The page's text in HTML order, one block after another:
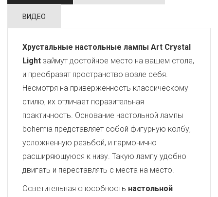
ВИДЕО
Хрустальные настольные лампы Art Crystal
Light займут достойное место на вашем столе,
и преобразят пространство возле себя.
Несмотря на приверженность классическому
стилю, их отличает поразительная
практичность. Основание настольной лампы
bohemia представляет собой фигурную колбу,
усложненную резьбой, и гармонично
расширяющуюся к низу. Такую лампу удобно
двигать и переставлять с места на место.
Осветительная способность настольной